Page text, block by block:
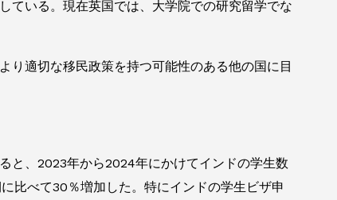
ている。現在英国では、大学院での研究留学でな
り適切な移民政策を持つ可能性のある他の国に目
と、2023年から2024年にかけてインドの学生数
比べて30％増加した。特にインドの学生ビザ申